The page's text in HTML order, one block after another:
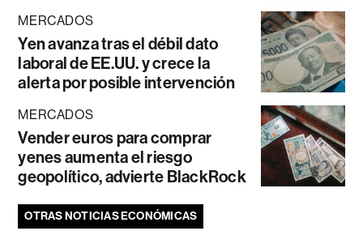
MERCADOS
Yen avanza tras el débil dato
laboral de EE.UU. y crece la
alerta por posible intervención
MERCADOS
Vender euros para comprar
yenes aumenta el riesgo
geopolítico, advierte BlackRock
OTRAS NOTICIAS ECONÓMICAS